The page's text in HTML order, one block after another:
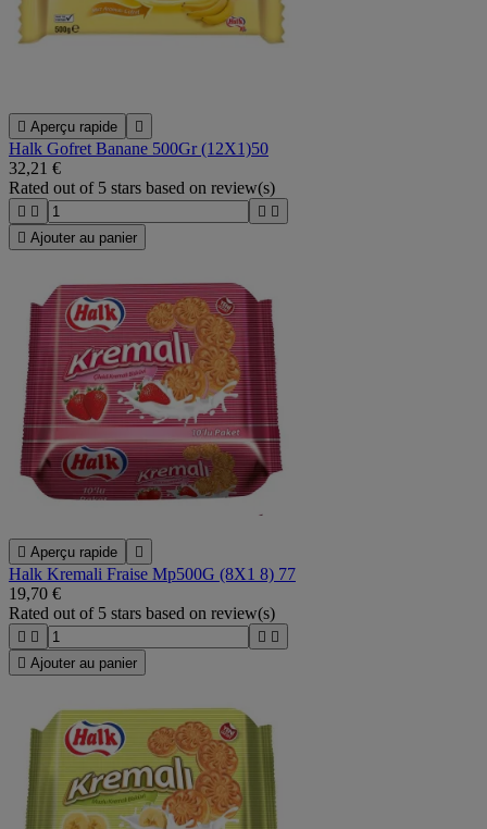
 Aperçu rapide 
Halk Gofret Banane 500Gr (12X1)50
32,21 €
Rated out of 5 stars based on review(s)
   
 Ajouter au panier
 Aperçu rapide 
Halk Kremali Fraise Mp500G (8X1 8) 77
19,70 €
Rated out of 5 stars based on review(s)
   
 Ajouter au panier